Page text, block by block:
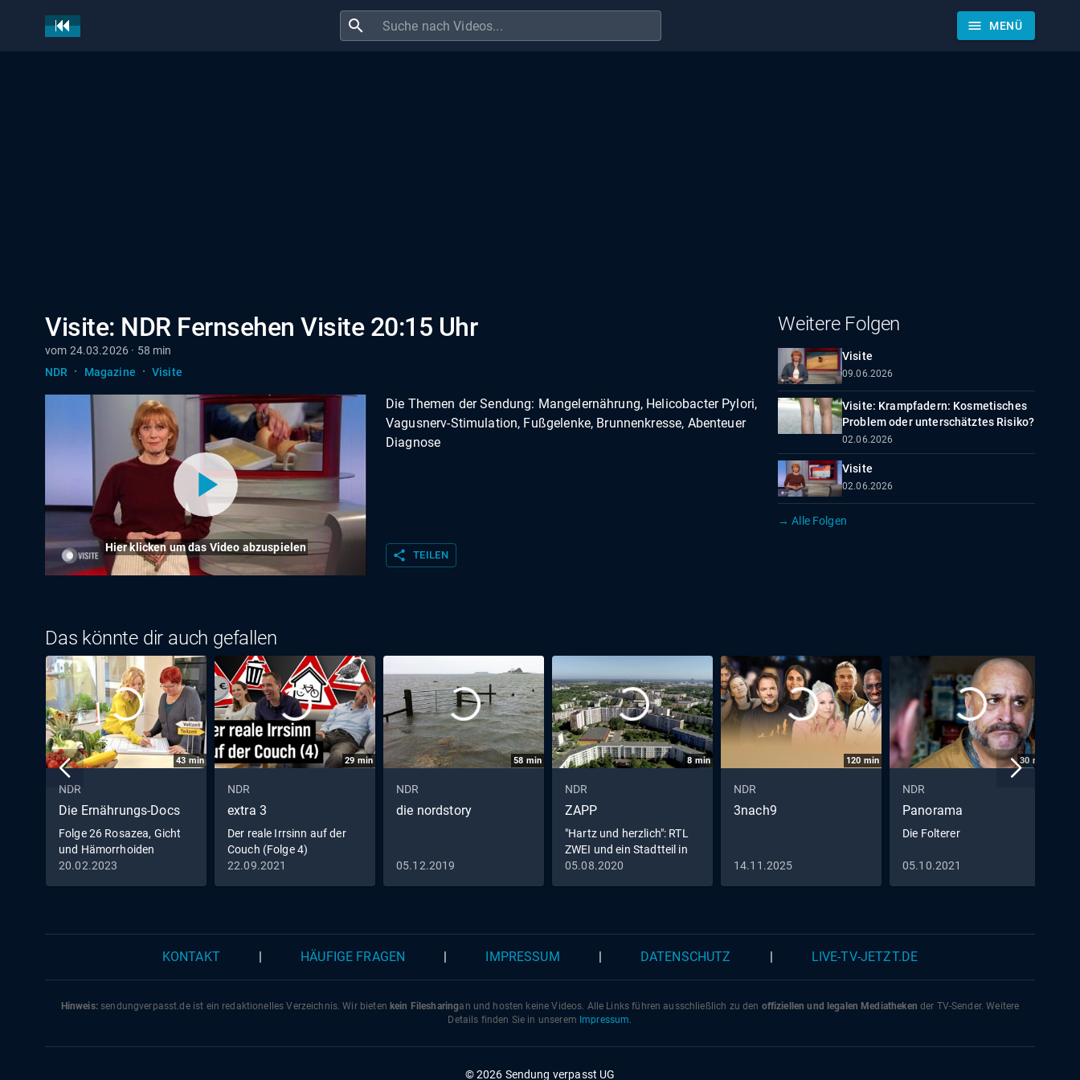
search menu MENÜ
Visite: NDR Fernsehen Visite 20:15 Uhr
vom 24.03.2026 · 58 min
NDR
· Magazine · Visite
Hier klicken um das Video abzuspielen
Die Themen der Sendung: Mangelernährung, Helicobacter Pylori,
Vagusnerv-Stimulation, Fußgelenke, Brunnenkresse, Abenteuer
Diagnose
share TEILEN
Weitere Folgen
Visite
09.06.2026
Visite: Krampfadern: Kosmetisches
Problem oder unterschätztes Risiko?
02.06.2026
Visite
02.06.2026
→ Alle Folgen
Das könnte dir auch gefallen
43min
NDR
Die Ernährungs-Docs
Folge 26 Rosazea, Gicht
und Hämorrhoiden
20.02.2023
29 min
NDR
extra 3
Der reale Irrsinn auf der
Couch (Folge 4)
22.09.2021
58 min
NDR
die nordstory
05.12.2019
8 min
NDR
ZAPP
"Hartz und herzlich": RTL
ZWEI und ein Stadtteil in
Rostock
05.08.2020
120 min
NDR
3nach9
14.11.2025
30 min
NDR
Panorama
Die Folterer
05.10.2021
KONTAKT HÄUFIGE FRAGEN IMPRESSUM DATENSCHUTZ LIVE-TV-JETZT.DE
Hinweis:sendungverpasst.deist ein redaktionelles Verzeichnis. Wir bieten kein Filesharingan und hosten keine Videos. Alle Links führen ausschließlich zu den offiziellen und legalen Mediatheken der TV-Sender. Weitere
Details finden Sie in unserem Impressum.
© 2026 Sendung verpasst UG